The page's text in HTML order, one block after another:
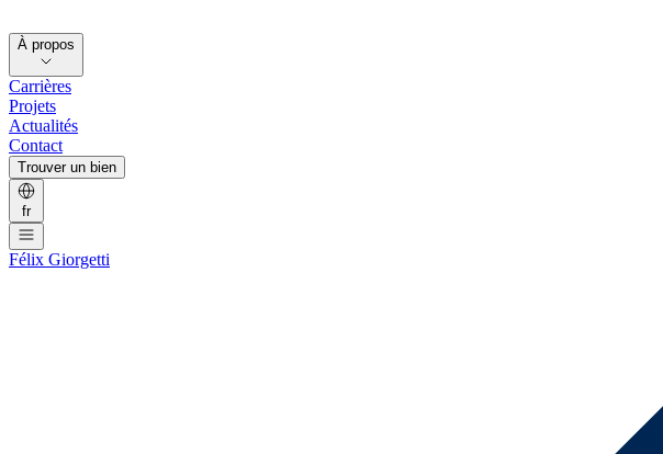
À propos
Carrières
Projets
Actualités
Contact
Trouver un bien
fr
Félix Giorgetti